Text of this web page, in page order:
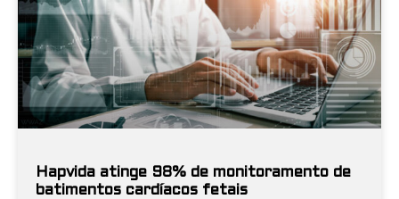
Hapvida atinge 98% de monitoramento de
batimentos cardíacos fetais